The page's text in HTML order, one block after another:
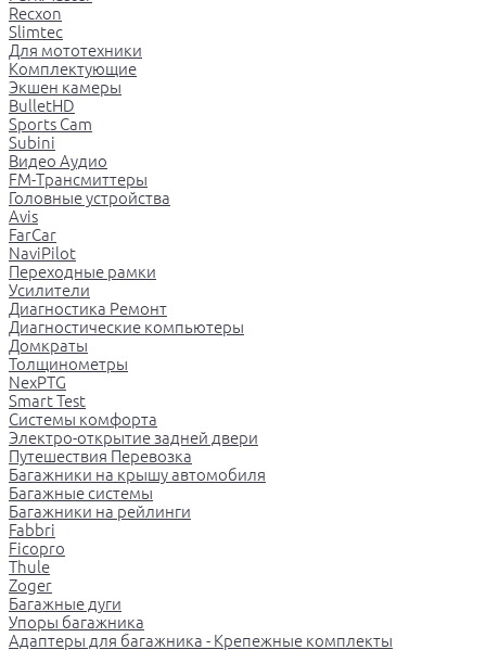
Recxon
Slimtec
Для мототехники
Комплектующие
Экшен камеры
BulletHD
Sports Cam
Subini
Видео Аудио
FM-Трансмиттеры
Головные устройства
Avis
FarCar
NaviPilot
Переходные рамки
Усилители
Диагностика Ремонт
Диагностические компьютеры
Домкраты
Толщинометры
NexPTG
Smart Test
Системы комфорта
Электро-открытие задней двери
Путешествия Перевозка
Багажники на крышу автомобиля
Багажные системы
Багажники на рейлинги
Fabbri
Ficopro
Thule
Zoger
Багажные дуги
Упоры багажника
Адаптеры для багажника - Крепежные комплекты